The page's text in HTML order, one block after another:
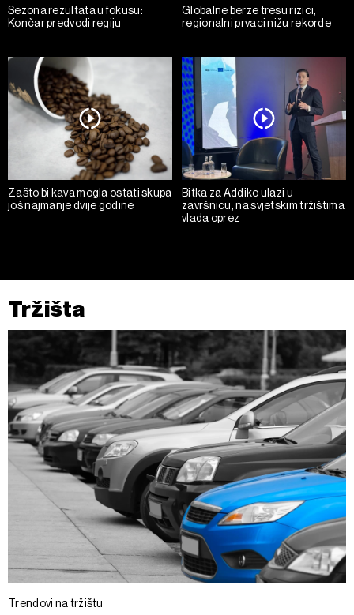
Sezona rezultata u fokusu:
Končar predvodi regiju
Globalne berze tresu rizici,
regionalni prvaci nižu rekorde
Zašto bi kava mogla ostati skupa
još najmanje dvije godine
Bitka za Addiko ulazi u
završnicu, na svjetskim tržištima
vlada oprez
Tržišta
Trendovi na tržištu